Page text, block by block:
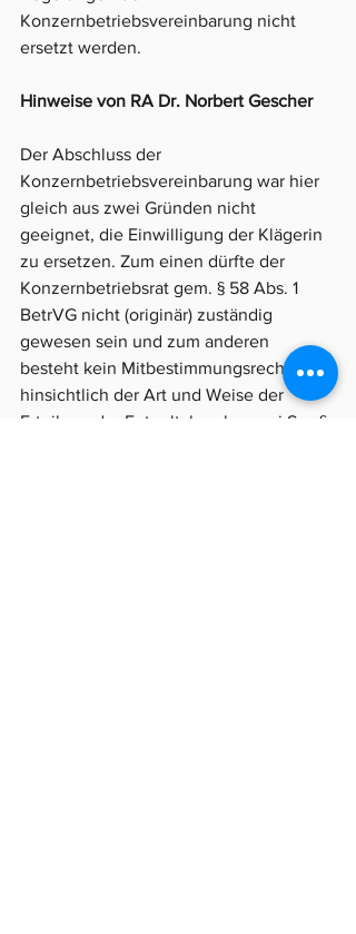
Konzernbetriebsvereinbarung nicht
ersetzt werden.
Hinweise von RA Dr. Norbert Gescher
Der Abschluss der
Konzernbetriebsvereinbarung war hier
gleich aus zwei Gründen nicht
geeignet, die Einwilligung der Klägerin
zu ersetzen. Zum einen dürfte der
Konzernbetriebsrat gem. § 58 Abs. 1
BetrVG nicht (originär) zuständig
gewesen sein und zum anderen
besteht kein Mitbestimmungsrecht
hinsichtlich der Art und Weise der
Erteilung der Entgeltabrechnung i.S.v. §